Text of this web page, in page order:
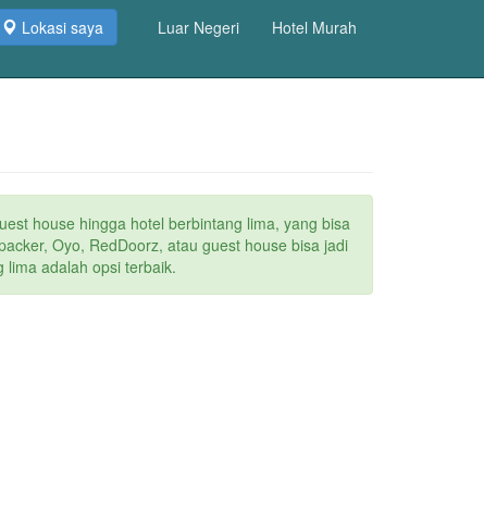
Lokasi saya Luar Negeri Hotel Murah
house hingga hotel berbintang lima, yang bisa
Oyo, RedDoorz, atau guest house bisa jadi
lima adalah opsi terbaik.